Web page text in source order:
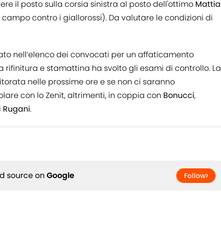
il posto sulla corsia sinistra al posto dell'ottimo Mattia
contro i giallorossi). Da valutare le condizioni di
nell’elenco dei convocati per un affaticamento
rifinitura e stamattina ha svolto gli esami di controllo. La
nelle prossime ore e se non ci saranno
con lo Zenit, altrimenti, in coppia con Bonucci,
Rugani.
source on Google Follow